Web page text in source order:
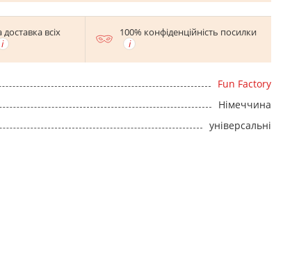
всіх
100% конфіденційність посилки
Fun Factory
Німеччина
універсальні